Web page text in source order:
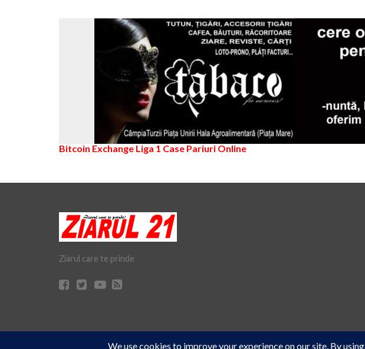
Cookie Consent plugin for the EU cookie law
Bitcoin Exchange Liga 1 Case Pariuri Online
Ziarul care te prinde
© Ziarul 21 Turda | Materialele de pe acest site pot fi preluate doar cu acordul scris al reprezentanţilor